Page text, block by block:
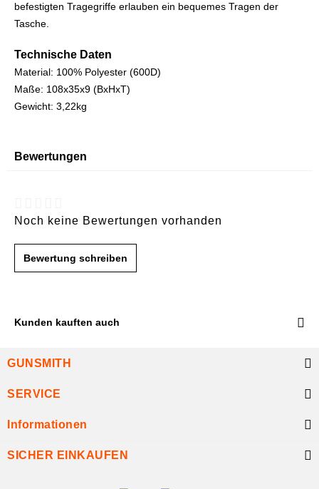
befestigten Tragegriffe erlauben ein bequemes Tragen der
Tasche.
Technische Daten
Material: 100% Polyester (600D)
Maße: 108x35x9 (BxHxT)
Gewicht: 3,22kg
Bewertungen
Noch keine Bewertungen vorhanden
Bewertung schreiben
Kunden kauften auch
GUNSMITH
SERVICE
Informationen
SICHER EINKAUFEN